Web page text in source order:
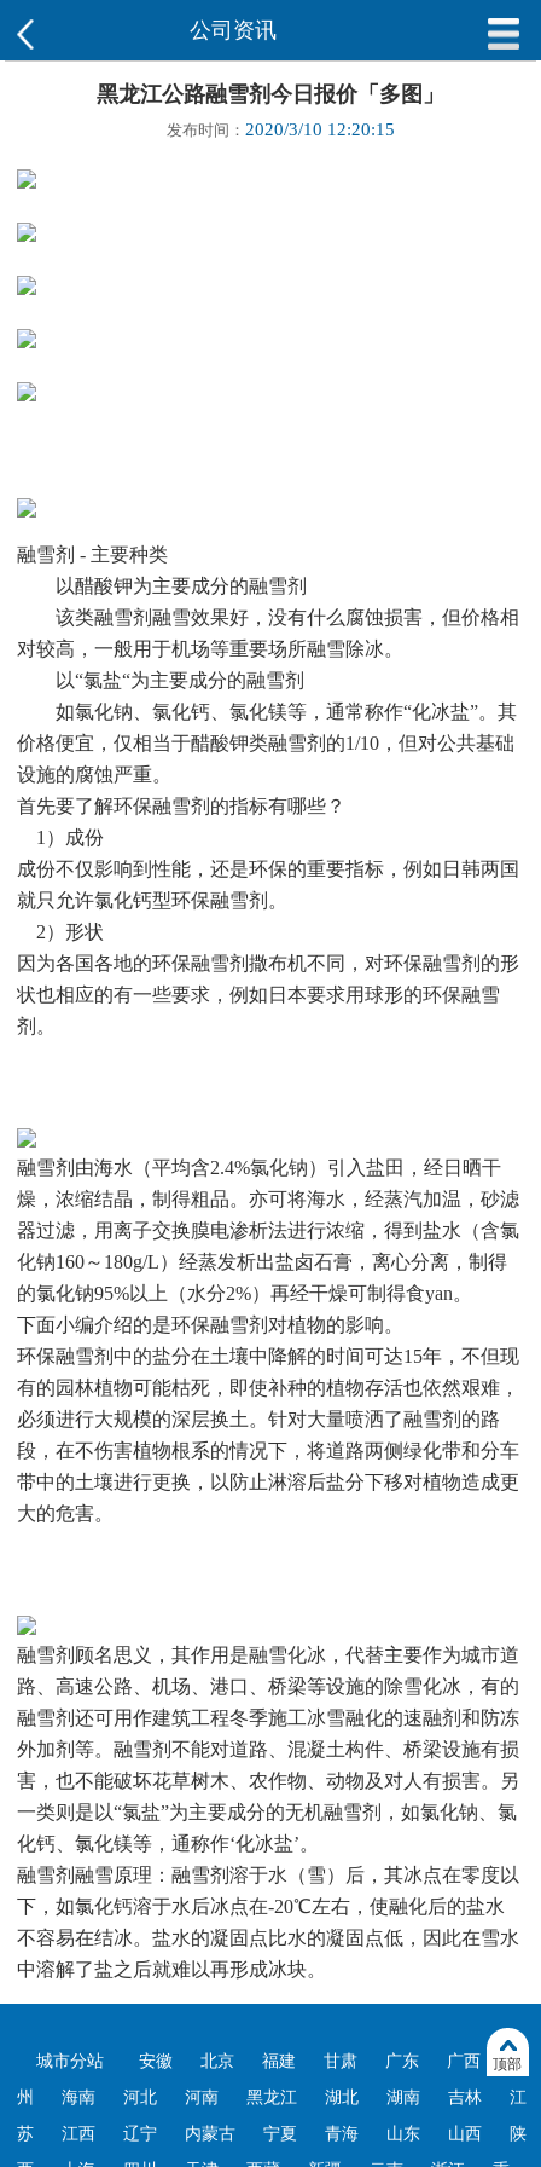
公司资讯
黑龙江公路融雪剂今日报价「多图」
发布时间：2020/3/10 12:20:15
融雪剂 - 主要种类
以醋酸钾为主要成分的融雪剂
该类融雪剂融雪效果好，没有什么腐蚀损害，但价格相
对较高，一般用于机场等重要场所融雪除冰。
以“氯盐“为主要成分的融雪剂
如氯化钠、氯化钙、氯化镁等，通常称作“化冰盐”。其
价格便宜，仅相当于醋酸钾类融雪剂的1/10，但对公共基础
设施的腐蚀严重。
首先要了解环保融雪剂的指标有哪些？
1）成份
成份不仅影响到性能，还是环保的重要指标，例如日韩两国
就只允许氯化钙型环保融雪剂。
2）形状
因为各国各地的环保融雪剂撒布机不同，对环保融雪剂的形
状也相应的有一些要求，例如日本要求用球形的环保融雪
剂。
融雪剂由海水（平均含2.4%氯化钠）引入盐田，经日晒干
燥，浓缩结晶，制得粗品。亦可将海水，经蒸汽加温，砂滤
器过滤，用离子交换膜电渗析法进行浓缩，得到盐水（含氯
化钠160～180g/L）经蒸发析出盐卤石膏，离心分离，制得
的氯化钠95%以上（水分2%）再经干燥可制得食yan。
下面小编介绍的是环保融雪剂对植物的影响。
环保融雪剂中的盐分在土壤中降解的时间可达15年，不但现
有的园林植物可能枯死，即使补种的植物存活也依然艰难，
必须进行大规模的深层换土。针对大量喷洒了融雪剂的路
段，在不伤害植物根系的情况下，将道路两侧绿化带和分车
带中的土壤进行更换，以防止淋溶后盐分下移对植物造成更
大的危害。
融雪剂顾名思义，其作用是融雪化冰，代替主要作为城市道
路、高速公路、机场、港口、桥梁等设施的除雪化冰，有的
融雪剂还可用作建筑工程冬季施工冰雪融化的速融剂和防冻
外加剂等。融雪剂不能对道路、混凝土构件、桥梁设施有损
害，也不能破坏花草树木、农作物、动物及对人有损害。另
一类则是以“氯盐”为主要成分的无机融雪剂，如氯化钠、氯
化钙、氯化镁等，通称作‘化冰盐’。
融雪剂融雪原理：融雪剂溶于水（雪）后，其冰点在零度以
下，如氯化钙溶于水后冰点在-20℃左右，使融化后的盐水
不容易在结冰。盐水的凝固点比水的凝固点低，因此在雪水
中溶解了盐之后就难以再形成冰块。
城市分站 安徽 北京 福建 甘肃 广东 广西
贵
州
海南 河北 河南 黑龙江 湖北 湖南 吉林
江
苏
江西 辽宁 内蒙古 宁夏 青海 山东 山西
陕
顶部